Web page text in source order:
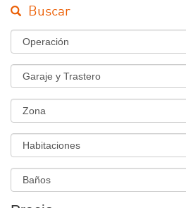
Buscar
Régimen
Tipo
de
Inmueble
Zona
Habitaciones
Banos